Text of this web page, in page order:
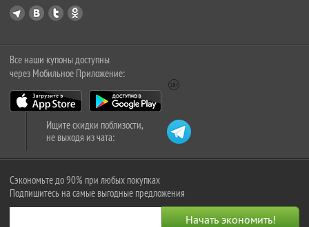
Все наши купоны доступны
через Мобильное Приложение:
Ищите скидки поблизости,
не выходя из чата:
Сэкономьте до 90% при любых покупках
Подпишитесь на самые выгодные предложения